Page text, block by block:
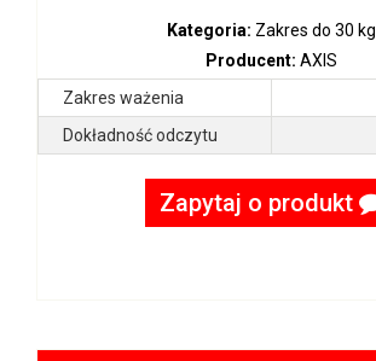
Kategoria: Zakres do 30 kg
Producent: AXIS
Zakres ważenia
Dokładność odczytu
Zapytaj o produkt